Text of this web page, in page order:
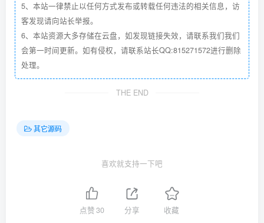
5、本站一律禁止以任何方式发布或转载任何违法的相关信息，访
客发现请向站长举报。
6、本站资源大多存储在云盘，如发现链接失效，请联系我们我们
会第一时间更新。如有侵权，请联系站长QQ:815271572进行删除
处理。
THE END
其它源码
喜欢就支持一下吧
点赞30 分享 收藏